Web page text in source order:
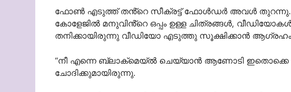
ഫോൺ എടുത്ത് തൻ്റെ സീക്രട്ട് ഫോൾഡർ അവൾ തുറന്നു.
കോളേജിൽ മനുവിൻ്റെ ഒപ്പം ഉള്ള ചിത്രങ്ങൾ,
തനിക്കായിരുന്നു വീഡിയോ എടുത്തു സൂക്ഷിക്കാൻ
“നീ എന്നെ ബ്ലാക്‌മെയ്ൽ ചെയ്യാൻ ആണോടി ഇതൊക്കെ
ചോദിക്കുമായിരുന്നു.